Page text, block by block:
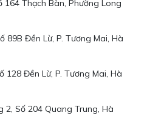
164 Thạch Bàn, Phường Long
89B Đền Lừ, P. Tương Mai, Hà
128 Đền Lừ, P. Tương Mai, Hà
Số 204 Quang Trung, Hà